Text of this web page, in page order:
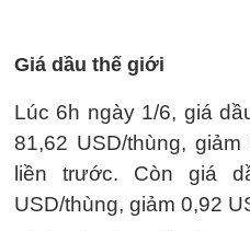
Giá dầu thế giới
Lúc 6h ngày 1/6, giá
81,62 USD/thùng,
liền trước. Còn giá
USD/thùng, giảm 0,92